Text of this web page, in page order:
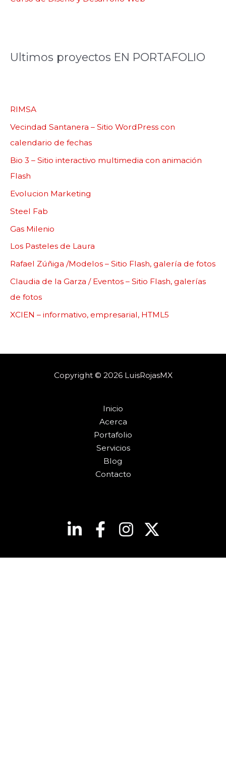
Ultimos proyectos EN PORTAFOLIO
RIMSA
Vecindad Santanera – Sitio WordPress con
calendario de fechas
Bio 3 – Sitio interactivo multimedia con animación
Flash
Evolucion Marketing
Steel Fab
Gas Milenio
Los Pasteles de Laura
Rafael Zúñiga /Modelos – Sitio Flash, galería de fotos
Claudia de la Garza / Eventos – Sitio Flash, galerías
de fotos
XCIEN – informativo, empresarial, HTML5
Copyright © 2026 LuisRojasMX
Inicio
Acerca
Portafolio
Servicios
Blog
Contacto